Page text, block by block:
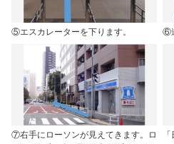
⑤エスカレーターを下ります。 ⑥
⑦右手にローソンが見えてきます。ロ